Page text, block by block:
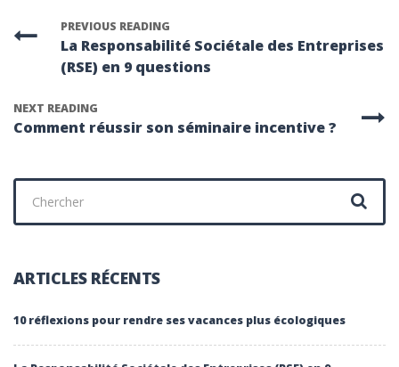
PREVIOUS READING
La Responsabilité Sociétale des Entreprises
(RSE) en 9 questions
NEXT READING
Comment réussir son séminaire incentive ?
Chercher
ARTICLES RÉCENTS
10 réflexions pour rendre ses vacances plus écologiques